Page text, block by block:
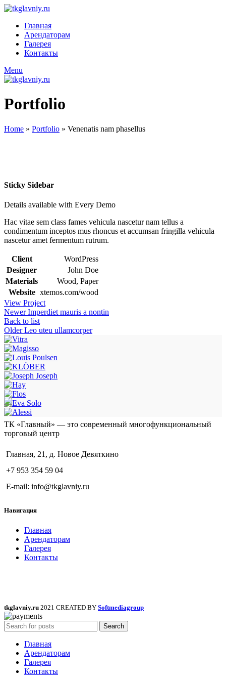
Главная
Арендаторам
Галерея
Контакты
Menu
Portfolio
Home » Portfolio » Venenatis nam phasellus
Sticky Sidebar
Details available with Every Demo
Hac vitae sem class fames vehicula nascetur nam tellus a
condimentum inceptos mus rhoncus et accumsan fringilla vehicula
nascetur amet fermentum rutrum.
Client
WordPress
Designer
John Doe
Materials
Wood, Paper
Website xtemos.com/wood
View Project
Newer Imperdiet mauris a nontin
Back to list
Older Leo uteu ullamcorper
ТК «Главный» — это современный многофункциональный
торговый центр
Главная, 21, д. Новое Девяткино
+7 953 354 59 04
E-mail: info@tkglavniy.ru
Навигация
Главная
Арендаторам
Галерея
Контакты
tkglavniy.ru 2021 CREATED BY Softmediagroup
Search
Главная
Арендаторам
Галерея
Контакты